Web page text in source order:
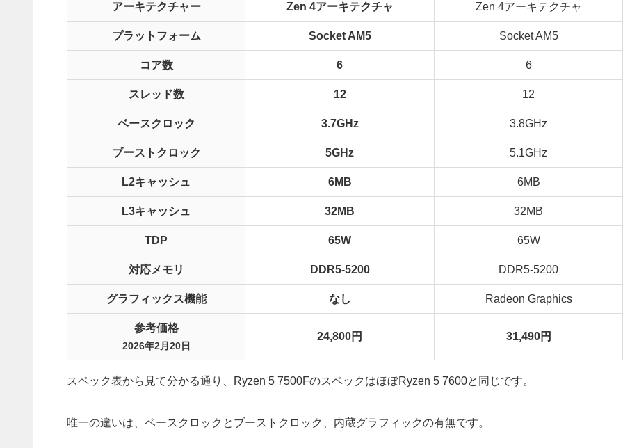
アーキテクチャー Zen 4アーキテクチャ Zen 4アーキテクチャ
プラットフォーム Socket AM5 Socket AM5
コア数 6 6
スレッド数 12 12
ベースクロック 3.7GHz 3.8GHz
ブーストクロック 5GHz 5.1GHz
L2キャッシュ 6MB 6MB
L3キャッシュ 32MB 32MB
TDP 65W 65W
対応メモリ DDR5-5200 DDR5-5200
グラフィックス機能 なし Radeon Graphics
参考価格
2026年2月20日
24,800円 31,490円
スペック表から見て分かる通り、Ryzen 5 7500FのスペックはほぼRyzen 5 7600と同じです。
唯一の違いは、ベースクロックとブーストクロック、内蔵グラフィックの有無です。